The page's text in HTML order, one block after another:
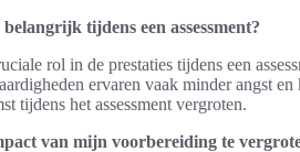
tijdens een assessment?
rol in de prestaties tijdens een
ervaren vaak minder angst
tijdens het assessment vergroten.
van mijn voorbereiding te